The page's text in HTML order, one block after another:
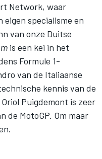
Network, waar
eigen specialisme en
van onze Duitse
is een kei in het
Formule 1-
van de Italiaanse
kennis van de
Puigdemont is zeer
de MotoGP. Om maar